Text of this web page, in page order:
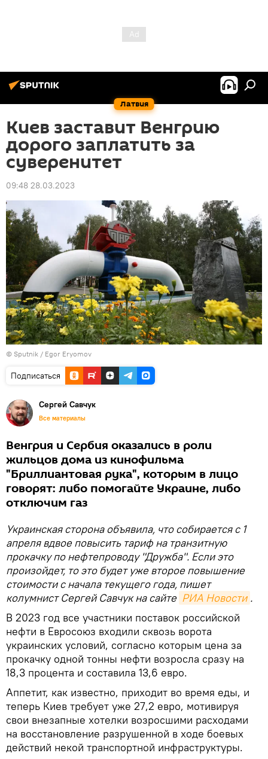
Латвия
Киев заставит Венгрию
дорого заплатить за
суверенитет
09:48 28.03.2023
© Sputnik / Egor Eryomov
Подписаться
Сергей Савчук
Все материалы
Венгрия и Сербия оказались в роли
жильцов дома из кинофильма
"Бриллиантовая рука", которым в лицо
говорят: либо помогайте Украине, либо
отключим газ
Украинская сторона объявила, что собирается с 1
апреля вдвое повысить тариф на транзитную
прокачку по нефтепроводу "Дружба". Если это
произойдет, то это будет уже второе повышение
стоимости с начала текущего года, пишет
колумнист Сергей Савчук на сайте РИА Новости .
В 2023 год все участники поставок российской
нефти в Евросоюз входили сквозь ворота
украинских условий, согласно которым цена за
прокачку одной тонны нефти возросла сразу на
18,3 процента и составила 13,6 евро.
Аппетит, как известно, приходит во время еды, и
теперь Киев требует уже 27,2 евро, мотивируя
свои внезапные хотелки возросшими расходами
на восстановление разрушенной в ходе боевых
действий некой транспортной инфраструктуры.